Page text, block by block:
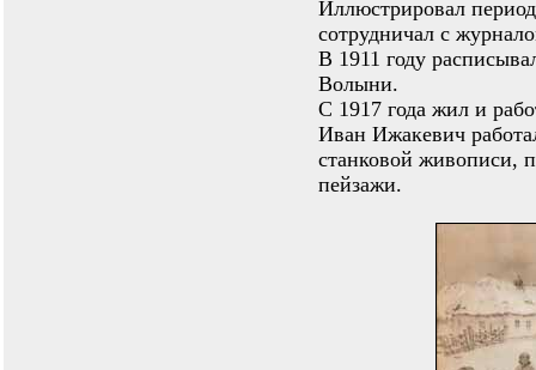
Иллюстрировал
сотрудничал с
В 1911 году
Волыни.
С 1917 года жил и
Иван Ижакевич
станковой живописи,
пейзажи.